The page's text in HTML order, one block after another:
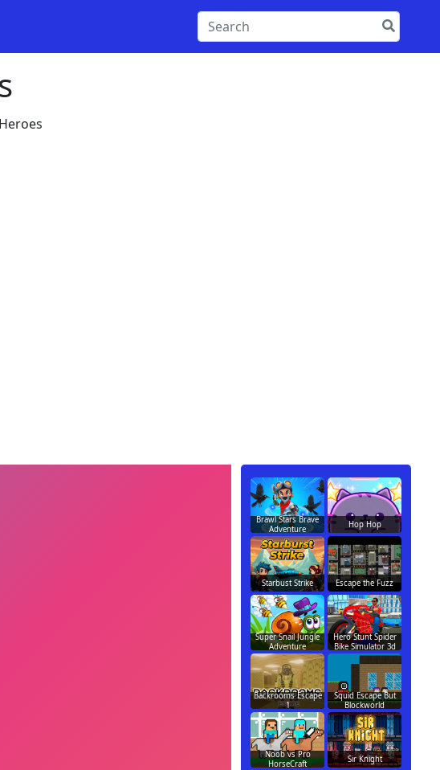
Brawl Stars Brave
Adventure
Hop Hop
Starbust Strike Escape the Fuzz
Super Snail Jungle
Adventure
Hero Stunt Spider
Bike Simulator 3d
Backrooms Escape
1
Squid Escape But
Blockworld
Noob vs Pro
HorseCraft
Sir Knight